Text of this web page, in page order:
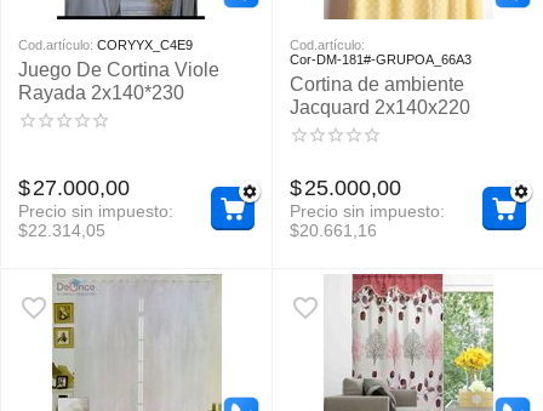
Cod.artículo: CORYYX_C4E9
Juego De Cortina Viole
Rayada 2x140*230
$27.000,00
Precio sin impuesto:
$22.314,05
Cod.artículo:
Cor-DM-181#-GRUPOA_66A3
Cortina de ambiente
Jacquard 2x140x220
$25.000,00
Precio sin impuesto:
$20.661,16